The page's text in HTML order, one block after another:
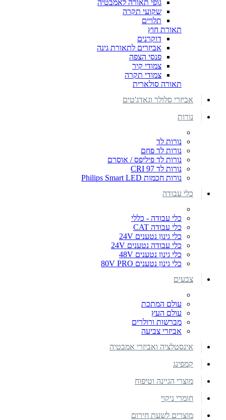
גופי תאורה לאמבטיה
שקועי תקרה
תלויים
תאורת חוץ
דוקרנים
אביזרים לתאורת גינה
פנסי הצפה
צמודי קיר
צמודי תקרה
תאורה סולארית
אביזרי סלולר וגאדג'טים
נורות
נורות לד
נורות לד פחם
נורות לד פיליפס / אוסרם
נורות לד CRI 97
נורות חכמות Philips Smart LED
כלי עבודה
כלי עבודה - כללי
כלי עבודה CAT
כלי גינון נטענים 24V
כלי עבודה נטענים 24V
כלי גינון נטענים 48V
כלי גינון נטענים 80V PRO
צבעים
עולם המתכת
עולם העץ
מברשות ורולרים
אביזרי צביעה
אינסטלציה ואביזרי אמבטיה
קמפינג
מוצרי הגיינה וטיפוח
חומרי ניקוי
מוצרים לשעת חירום